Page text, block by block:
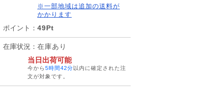
※一部地域は追加の送料が
かかります
ポイント ： 49Pt
在庫状況 ： 在庫あり
当日出荷可能
今から5時間42分以内に確定された注
文が対象です。